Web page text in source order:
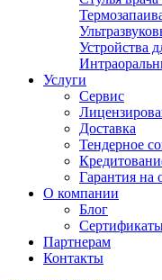
Устройства
Услуги
Сервис
Доставка
Тендерное
Гарантия на
О компании
Блог
Партнерам
Контакты